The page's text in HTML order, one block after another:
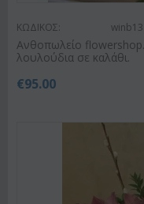
ΚΩΔΙΚΟΣ: winb13
Ανθοπωλείο
λουλούδια σε καλάθι.
€95.00